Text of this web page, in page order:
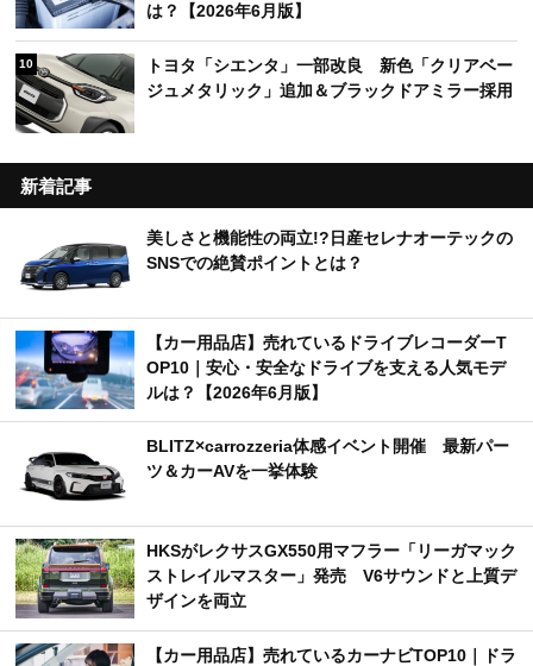
は？【2026年6月版】
10
トヨタ「シエンタ」一部改良 新色「クリアベー
ジュメタリック」追加＆ブラックドアミラー採用
新着記事
美しさと機能性の両立!?日産セレナオーテックの
SNSでの絶賛ポイントとは？
【カー用品店】売れているドライブレコーダーT
OP10｜安心・安全なドライブを支える人気モデ
ルは？【2026年6月版】
BLITZ×carrozzeria体感イベント開催 最新パー
ツ＆カーAVを一挙体験
HKSがレクサスGX550用マフラー「リーガマック
ストレイルマスター」発売 V6サウンドと上質デ
ザインを両立
【カー用品店】売れているカーナビTOP10｜ドラ